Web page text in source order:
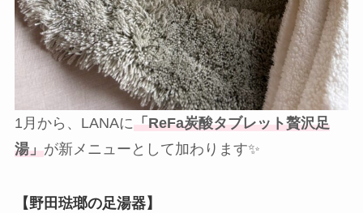
1月から、LANAに「ReFa炭酸タブレット贅沢足
湯」が新メニューとして加わります✨
【野田琺瑯の足湯器】